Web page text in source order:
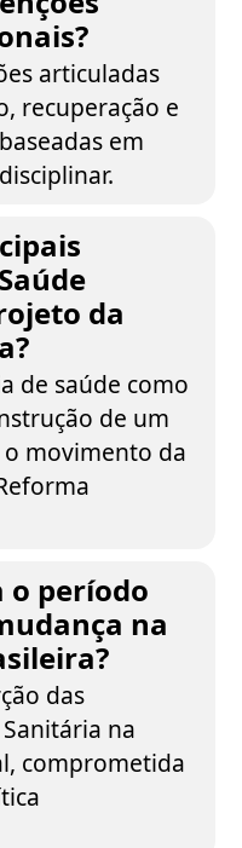
articuladas
recuperação e
em
da
de saúde como
de um
movimento da
o período
na
das
na
comprometida